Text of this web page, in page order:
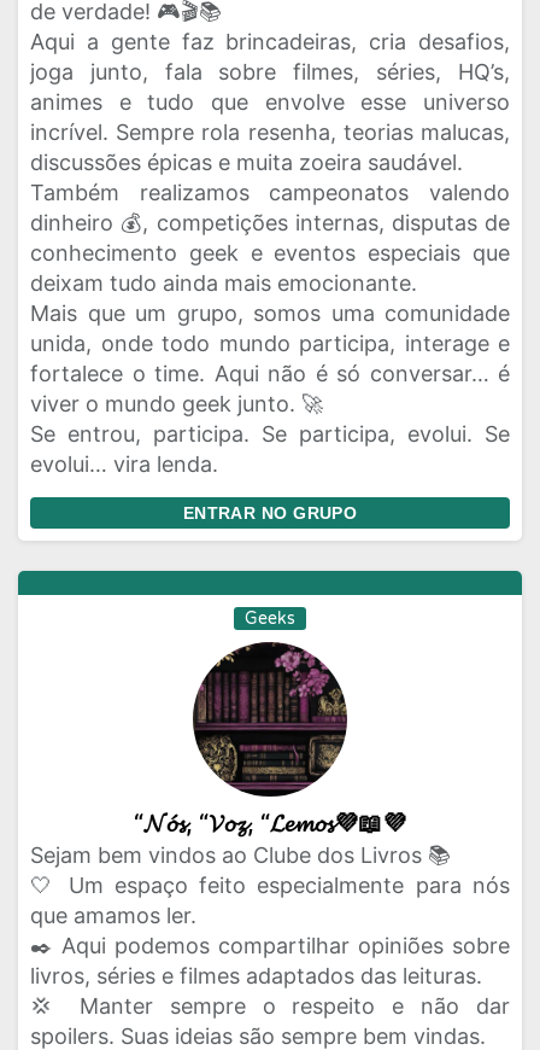
Rede Social
Religiao
Status
Vagas de Emprego
Viagem Videos
de verdade! 🎮🎬📚
Aqui a gente faz brincadeiras, cria desafios,
joga junto, fala sobre filmes, séries, HQ’s,
animes e tudo que envolve esse universo
incrível. Sempre rola resenha, teorias malucas,
discussões épicas e muita zoeira saudável.
Também realizamos campeonatos valendo
dinheiro 💰, competições internas, disputas de
conhecimento geek e eventos especiais que
deixam tudo ainda mais emocionante.
Mais que um grupo, somos uma comunidade
unida, onde todo mundo participa, interage e
fortalece o time. Aqui não é só conversar… é
viver o mundo geek junto. 🚀
Se entrou, participa. Se participa, evolui. Se
evolui… vira lenda.
ENTRAR NO GRUPO
Geeks
“𝓝𝓸́𝓼, “𝓥𝓸𝔃, “𝓛𝓮𝓶𝓸𝓼💜📖💜
Sejam bem vindos ao Clube dos Livros 📚
🤍 Um espaço feito especialmente para nós
que amamos ler.
✒️ Aqui podemos compartilhar opiniões sobre
livros, séries e filmes adaptados das leituras.
💢 Manter sempre o respeito e não dar
spoilers. Suas ideias são sempre bem vindas.